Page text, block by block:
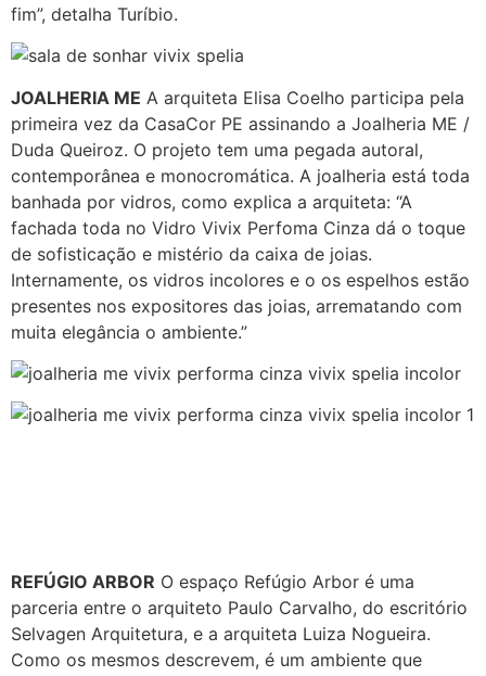
fim”, detalha Turíbio.
JOALHERIA ME A arquiteta Elisa Coelho participa pela
primeira vez da CasaCor PE assinando a Joalheria ME /
Duda Queiroz. O projeto tem uma pegada autoral,
contemporânea e monocromática. A joalheria está toda
banhada por vidros, como explica a arquiteta: “A
fachada toda no Vidro Vivix Perfoma Cinza dá o toque
de sofisticação e mistério da caixa de joias.
Internamente, os vidros incolores e o os espelhos estão
presentes nos expositores das joias, arrematando com
muita elegância o ambiente.”
REFÚGIO ARBOR O espaço Refúgio Arbor é uma
parceria entre o arquiteto Paulo Carvalho, do escritório
Selvagen Arquitetura, e a arquiteta Luiza Nogueira.
Como os mesmos descrevem, é um ambiente que